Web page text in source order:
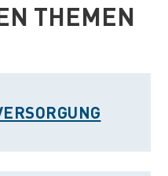
THEMEN